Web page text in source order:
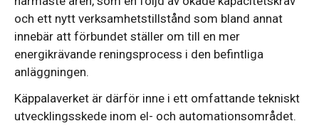
och ett nytt verksamhetstillstånd som bland annat
innebär att förbundet ställer om till en mer
energikrävande reningsprocess i den befintliga
anläggningen.
Käppalaverket är därför inne i ett omfattande tekniskt
utvecklingsskede inom el- och automationsområdet.